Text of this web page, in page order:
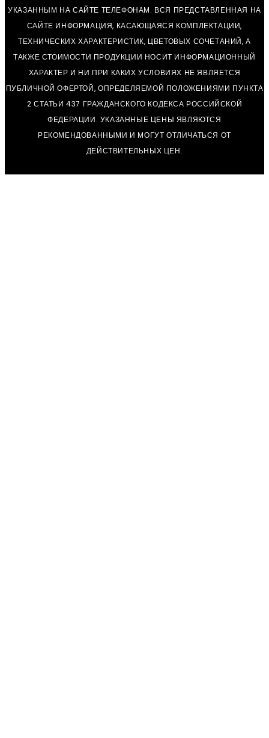
УКАЗАННЫМ НА САЙТЕ ТЕЛЕФОНАМ. ВСЯ ПРЕДСТАВЛЕННАЯ НА
САЙТЕ ИНФОРМАЦИЯ, КАСАЮЩАЯСЯ КОМПЛЕКТАЦИИ,
ТЕХНИЧЕСКИХ ХАРАКТЕРИСТИК, ЦВЕТОВЫХ СОЧЕТАНИЙ, А
ТАКЖЕ СТОИМОСТИ ПРОДУКЦИИ НОСИТ ИНФОРМАЦИОННЫЙ
ХАРАКТЕР И НИ ПРИ КАКИХ УСЛОВИЯХ НЕ ЯВЛЯЕТСЯ
ПУБЛИЧНОЙ ОФЕРТОЙ, ОПРЕДЕЛЯЕМОЙ ПОЛОЖЕНИЯМИ ПУНКТА
2 СТАТЬИ 437 ГРАЖДАНСКОГО КОДЕКСА РОССИЙСКОЙ
ФЕДЕРАЦИИ. УКАЗАННЫЕ ЦЕНЫ ЯВЛЯЮТСЯ
РЕКОМЕНДОВАННЫМИ И МОГУТ ОТЛИЧАТЬСЯ ОТ
ДЕЙСТВИТЕЛЬНЫХ ЦЕН.